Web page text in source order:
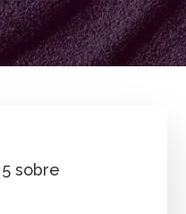
Aprendizaje
sobre